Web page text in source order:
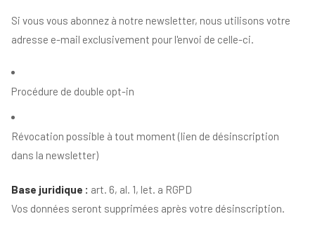
Si vous vous abonnez à notre newsletter, nous utilisons votre
adresse e-mail exclusivement pour l'envoi de celle-ci.
Procédure de double opt-in
Révocation possible à tout moment (lien de désinscription
dans la newsletter)
Base juridique : art. 6, al. 1, let. a RGPD
Vos données seront supprimées après votre désinscription.